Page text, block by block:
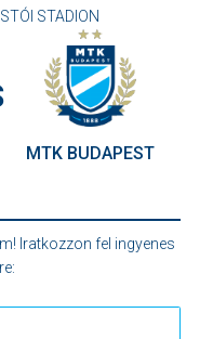
STADION
MTK BUDAPEST
Iratkozzon fel ingyenes